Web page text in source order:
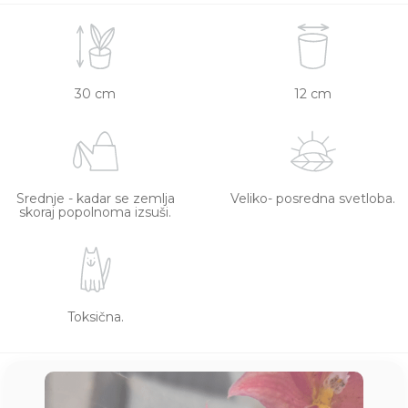
30 cm 12 cm
Srednje - kadar se zemlja
skoraj popolnoma izsuši.
Veliko- posredna svetloba.
Toksična.